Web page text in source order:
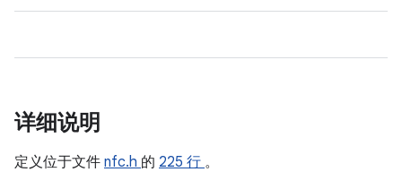
详细说明
定义位于文件 nfc.h 的 225 行 。